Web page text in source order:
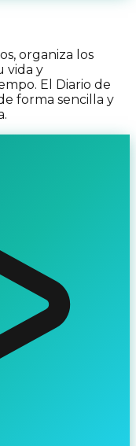
organiza los
vida y
El Diario de
forma sencilla y